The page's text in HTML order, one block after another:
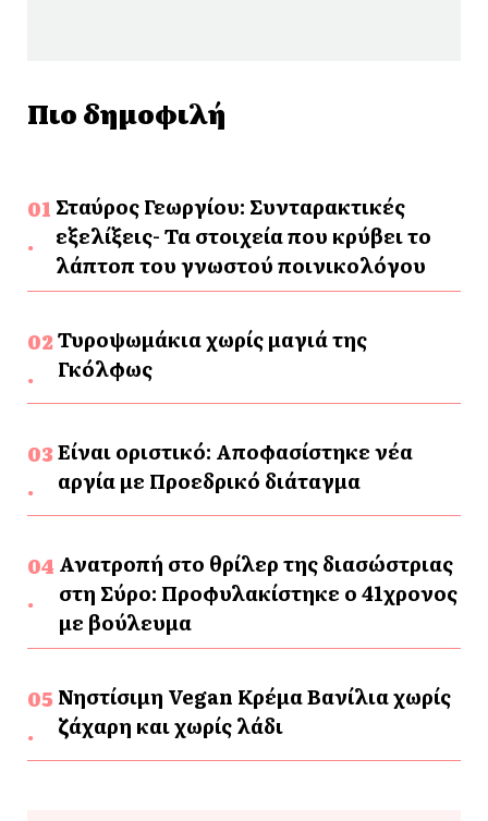
Πιο δημοφιλή
Σταύρος Γεωργίου: Συνταρακτικές
εξελίξεις- Τα στοιχεία που κρύβει το
λάπτοπ του γνωστού ποινικολόγου
Τυροψωμάκια χωρίς μαγιά της
Γκόλφως
Είναι οριστικό: Αποφασίστηκε νέα
αργία με Προεδρικό διάταγμα
Ανατροπή στο θρίλερ της διασώστριας
στη Σύρο: Προφυλακίστηκε ο 41χρονος
με βούλευμα
Νηστίσιμη Vegan Κρέμα Βανίλια χωρίς
ζάχαρη και χωρίς λάδι